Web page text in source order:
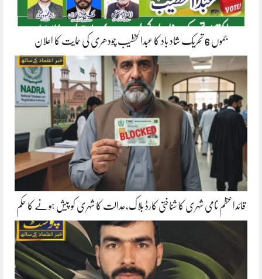
جموں 6 تحریک شاد باد کا عبدالخطیب چودھری کی حمایت کا اعلان
قائداعظم نامی شہری کا شناختی کارڈ بلاک،عدالت کا شہری کو پیش ہونے کا حکم